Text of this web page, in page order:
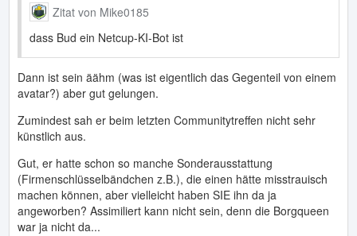
Zitat von Mike0185
dass Bud ein Netcup-KI-Bot ist
Dann ist sein äähm (was ist eigentlich das Gegenteil von einem
avatar?) aber gut gelungen.
Zumindest sah er beim letzten Communitytreffen nicht sehr
künstlich aus.
Gut, er hatte schon so manche Sonderausstattung
(Firmenschlüsselbändchen z.B.), die einen hätte misstrauisch
machen können, aber vielleicht haben SIE ihn da ja
angeworben? Assimiliert kann nicht sein, denn die Borgqueen
war ja nicht da...